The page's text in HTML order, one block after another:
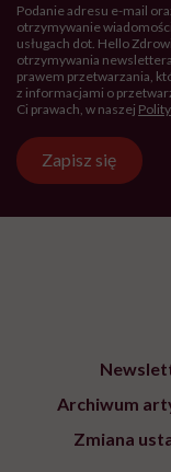
Podanie adresu e-mail
otrzymywanie
usługach dot. Hello
otrzymywania
prawem przetwarzania,
z informacjami o
Ci prawach, w naszej
Zapisz się
Archiwum
Zmiana